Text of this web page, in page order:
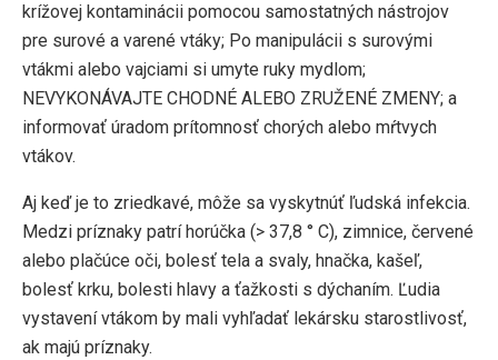
krížovej kontaminácii pomocou samostatných nástrojov
pre surové a varené vtáky; Po manipulácii s surovými
vtákmi alebo vajciami si umyte ruky mydlom;
NEVYKONÁVAJTE CHODNÉ ALEBO ZRUŽENÉ ZMENY; a
informovať úradom prítomnosť chorých alebo mŕtvych
vtákov.
Aj keď je to zriedkavé, môže sa vyskytnúť ľudská infekcia.
Medzi príznaky patrí horúčka (> 37,8 ° C), zimnice, červené
alebo plačúce oči, bolesť tela a svaly, hnačka, kašeľ,
bolesť krku, bolesti hlavy a ťažkosti s dýchaním. Ľudia
vystavení vtákom by mali vyhľadať lekársku starostlivosť,
ak majú príznaky.